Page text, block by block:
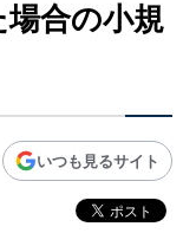
合の小規
いつも見るサイト